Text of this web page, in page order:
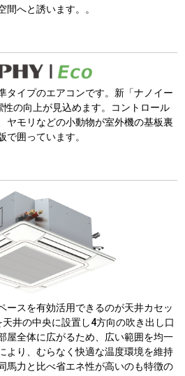
間へと誘います。。
タイプのエアコンです。新「ナノイー
の向上が見込めます。コントロール
ヤモリなどの小動物が室外機の基板裏
で囲っています。
ースを有効活用できるのが天井カセッ
井の中央に設置し4方向の吹き出し口
屋全体に広がるため、広い範囲を均一
より、むらなく快適な温度環境を維持
馬力と比べ省エネ性が高いのも特徴の